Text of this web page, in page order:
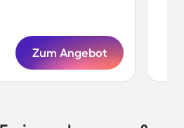
Zum Angebot